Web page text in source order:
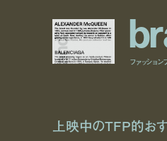
br
ファッショ
上映中のTFP的お